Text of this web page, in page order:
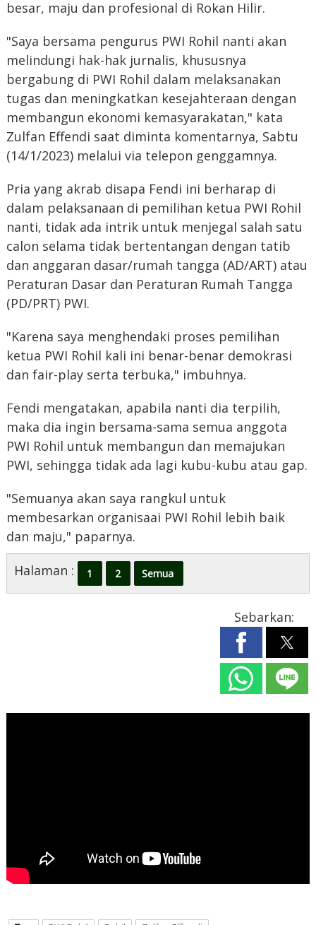
besar, maju dan profesional di Rokan Hilir.
"Saya bersama pengurus PWI Rohil nanti akan
melindungi hak-hak jurnalis, khususnya
bergabung di PWI Rohil dalam melaksanakan
tugas dan meningkatkan kesejahteraan dengan
membangun ekonomi kemasyarakatan," kata
Zulfan Effendi saat diminta komentarnya, Sabtu
(14/1/2023) melalui via telepon genggamnya.
Pria yang akrab disapa Fendi ini berharap di
dalam pelaksanaan di pemilihan ketua PWI Rohil
nanti, tidak ada intrik untuk menjegal salah satu
calon selama tidak bertentangan dengan tatib
dan anggaran dasar/rumah tangga (AD/ART) atau
Peraturan Dasar dan Peraturan Rumah Tangga
(PD/PRT) PWI.
"Karena saya menghendaki proses pemilihan
ketua PWI Rohil kali ini benar-benar demokrasi
dan fair-play serta terbuka," imbuhnya.
‪Fendi mengatakan, apabila nanti dia terpilih,
maka dia ingin bersama-sama semua anggota
PWI Rohil untuk membangun dan memajukan
PWI, sehingga tidak ada lagi kubu-kubu atau gap.
"Semuanya akan saya rangkul untuk
membesarkan organisaai PWI Rohil lebih baik
dan maju," paparnya.
Halaman :
1 2 Semua
Sebarkan: